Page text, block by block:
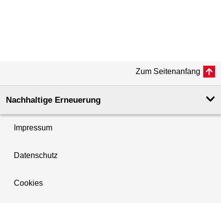
Zum Seitenanfang
Nachhaltige Erneuerung
Impressum
Datenschutz
Cookies